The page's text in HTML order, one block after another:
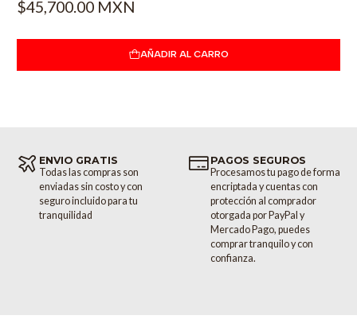
consola de mezcla y masterización EMI TG12413. La sección TG1
Opto Limiter del TG Microphone Cassette es totalmente
independiente y se puede parchear por separado (a través de
una conexión XLR estándar) aparte de la sección TG2 Pre Amp /
CARACTERÍSTICAS
+ Channel strip mono basada en la legendaria consola EMI
TG12345
$45,700.00 MXN
AÑADIR AL CARRO
ENVIO GRATIS
Todas las compras son
enviadas sin costo y con
seguro incluido para tu
tranquilidad
PAGOS SEGUROS
Procesamos tu pago de forma
encriptada y cuentas con
protección al comprador
otorgada por PayPal y
Mercado Pago, puedes
comprar tranquilo y con
confianza.